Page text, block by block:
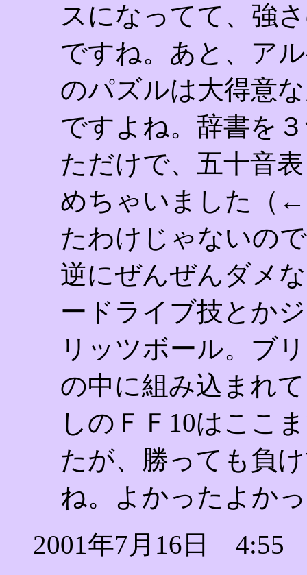
スになってて、強
ですね。あと、ア
のパズルは大得意
ですよね。辞書を
ただけで、五十音
めちゃいました（
たわけじゃないの
逆にぜんぜんダメ
ードライブ技とか
リッツボール。ブ
の中に組み込まれ
しのＦＦ10はここ
たが、勝っても負
ね。よかったよか
2001年7月16日 4:55